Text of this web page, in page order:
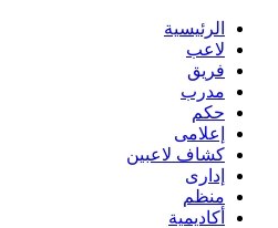
الرئيسية
لاعب
فريق
مدرب
حكم
إعلامى
كشاف لاعبين
إدارى
منظم
أكاديمية